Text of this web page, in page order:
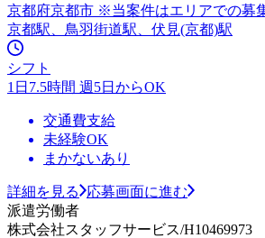
京都府京都市 ※当案件はエリアでの募
京都駅、鳥羽街道駅、伏見(京都)駅
シフト
1日7.5時間 週5日からOK
交通費支給
未経験OK
まかないあり
詳細を見る
応募画面に進む
派遣労働者
株式会社スタッフサービス/H10469973